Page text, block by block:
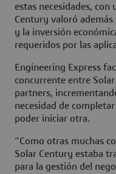
estas necesidades,
Century valoró
y la inversión
requeridos por las
Engineering Express
concurrente entre
partners,
necesidad de
poder iniciar otra.
“Como otras muchas
Solar Century estaba
para la gestión del